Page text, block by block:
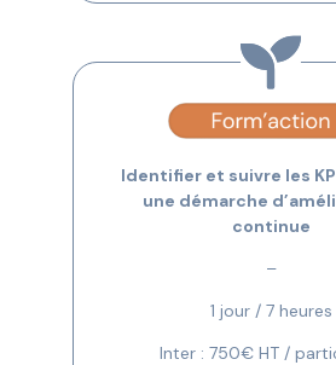
Identifier et suivre les
une démarche
continue
–
1 jour / 7 heures
Inter : 750€ HT /